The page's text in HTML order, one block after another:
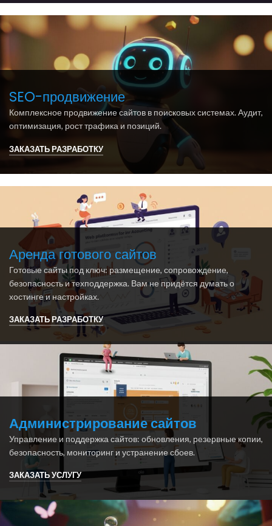
SEO-продвижение
Комплексное продвижение сайтов в поисковых системах. Аудит,
оптимизация, рост трафика и позиций.
ЗАКАЗАТЬ РАЗРАБОТКУ
Аренда готового сайтов
Готовые сайты под ключ: размещение, сопровождение,
безопасность и техподдержка. Вам не придётся думать о
хостинге и настройках.
ЗАКАЗАТЬ РАЗРАБОТКУ
Администрирование сайтов
Управление и поддержка сайтов: обновления, резервные копии,
безопасность, мониторинг и устранение сбоев.
ЗАКАЗАТЬ УСЛУГУ